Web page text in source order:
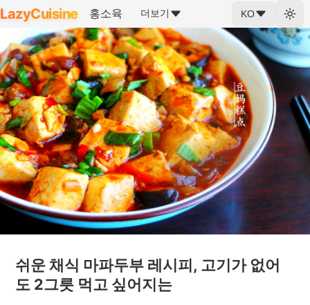
LazyCuisine 홍소육 더보기 KO
쉬운 채식 마파두부 레시피, 고기가 없어
도 2그릇 먹고 싶어지는